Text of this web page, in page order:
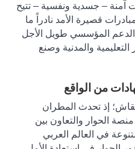
آمنة – جسدية ونفسية – تتيح
قصيرة الأمد نادراً ما
المؤسسي طويل الأجل
والمدنية وصنع
من الواقع
إذ تحدث المطران
الحوار والتعاون بين
في العالم العربي